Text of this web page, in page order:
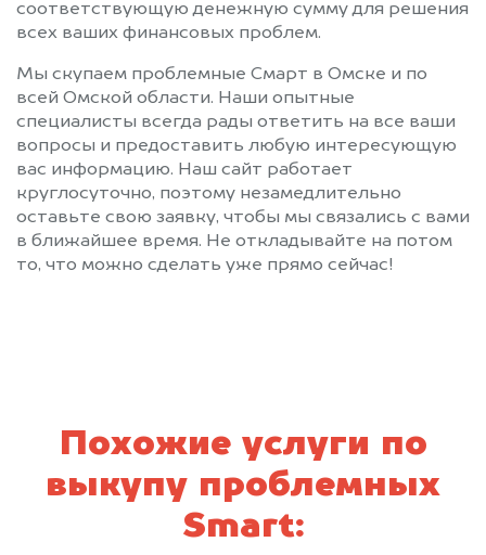
соответствующую денежную сумму для решения
всех ваших финансовых проблем.
Мы скупаем проблемные Смарт в Омске и по
всей Омской области. Наши опытные
специалисты всегда рады ответить на все ваши
вопросы и предоставить любую интересующую
вас информацию. Наш сайт работает
круглосуточно, поэтому незамедлительно
оставьте свою заявку, чтобы мы связались с вами
в ближайшее время. Не откладывайте на потом
то, что можно сделать уже прямо сейчас!
Похожие услуги по
выкупу проблемных
Smart: